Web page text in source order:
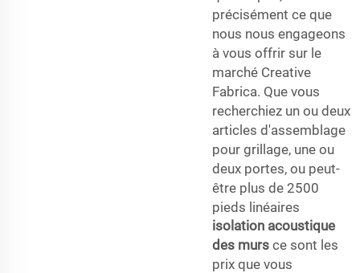
précisément ce que
nous nous engageons
à vous offrir sur le
marché Creative
Fabrica. Que vous
recherchiez un ou deux
articles d'assemblage
pour grillage, une ou
deux portes, ou peut-
être plus de 2500
pieds linéaires
isolation acoustique
des murs ce sont les
prix que vous